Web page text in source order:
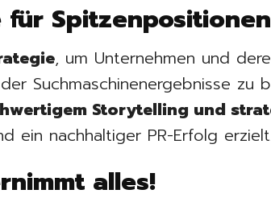
Spitzenpositionen
, um Unternehmen und
Suchmaschinenergebnisse zu
Storytelling und
ein nachhaltiger PR-Erfolg
alles!